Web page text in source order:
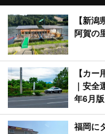
【新
阿賀の
【カ
｜安
年6月版
福岡に